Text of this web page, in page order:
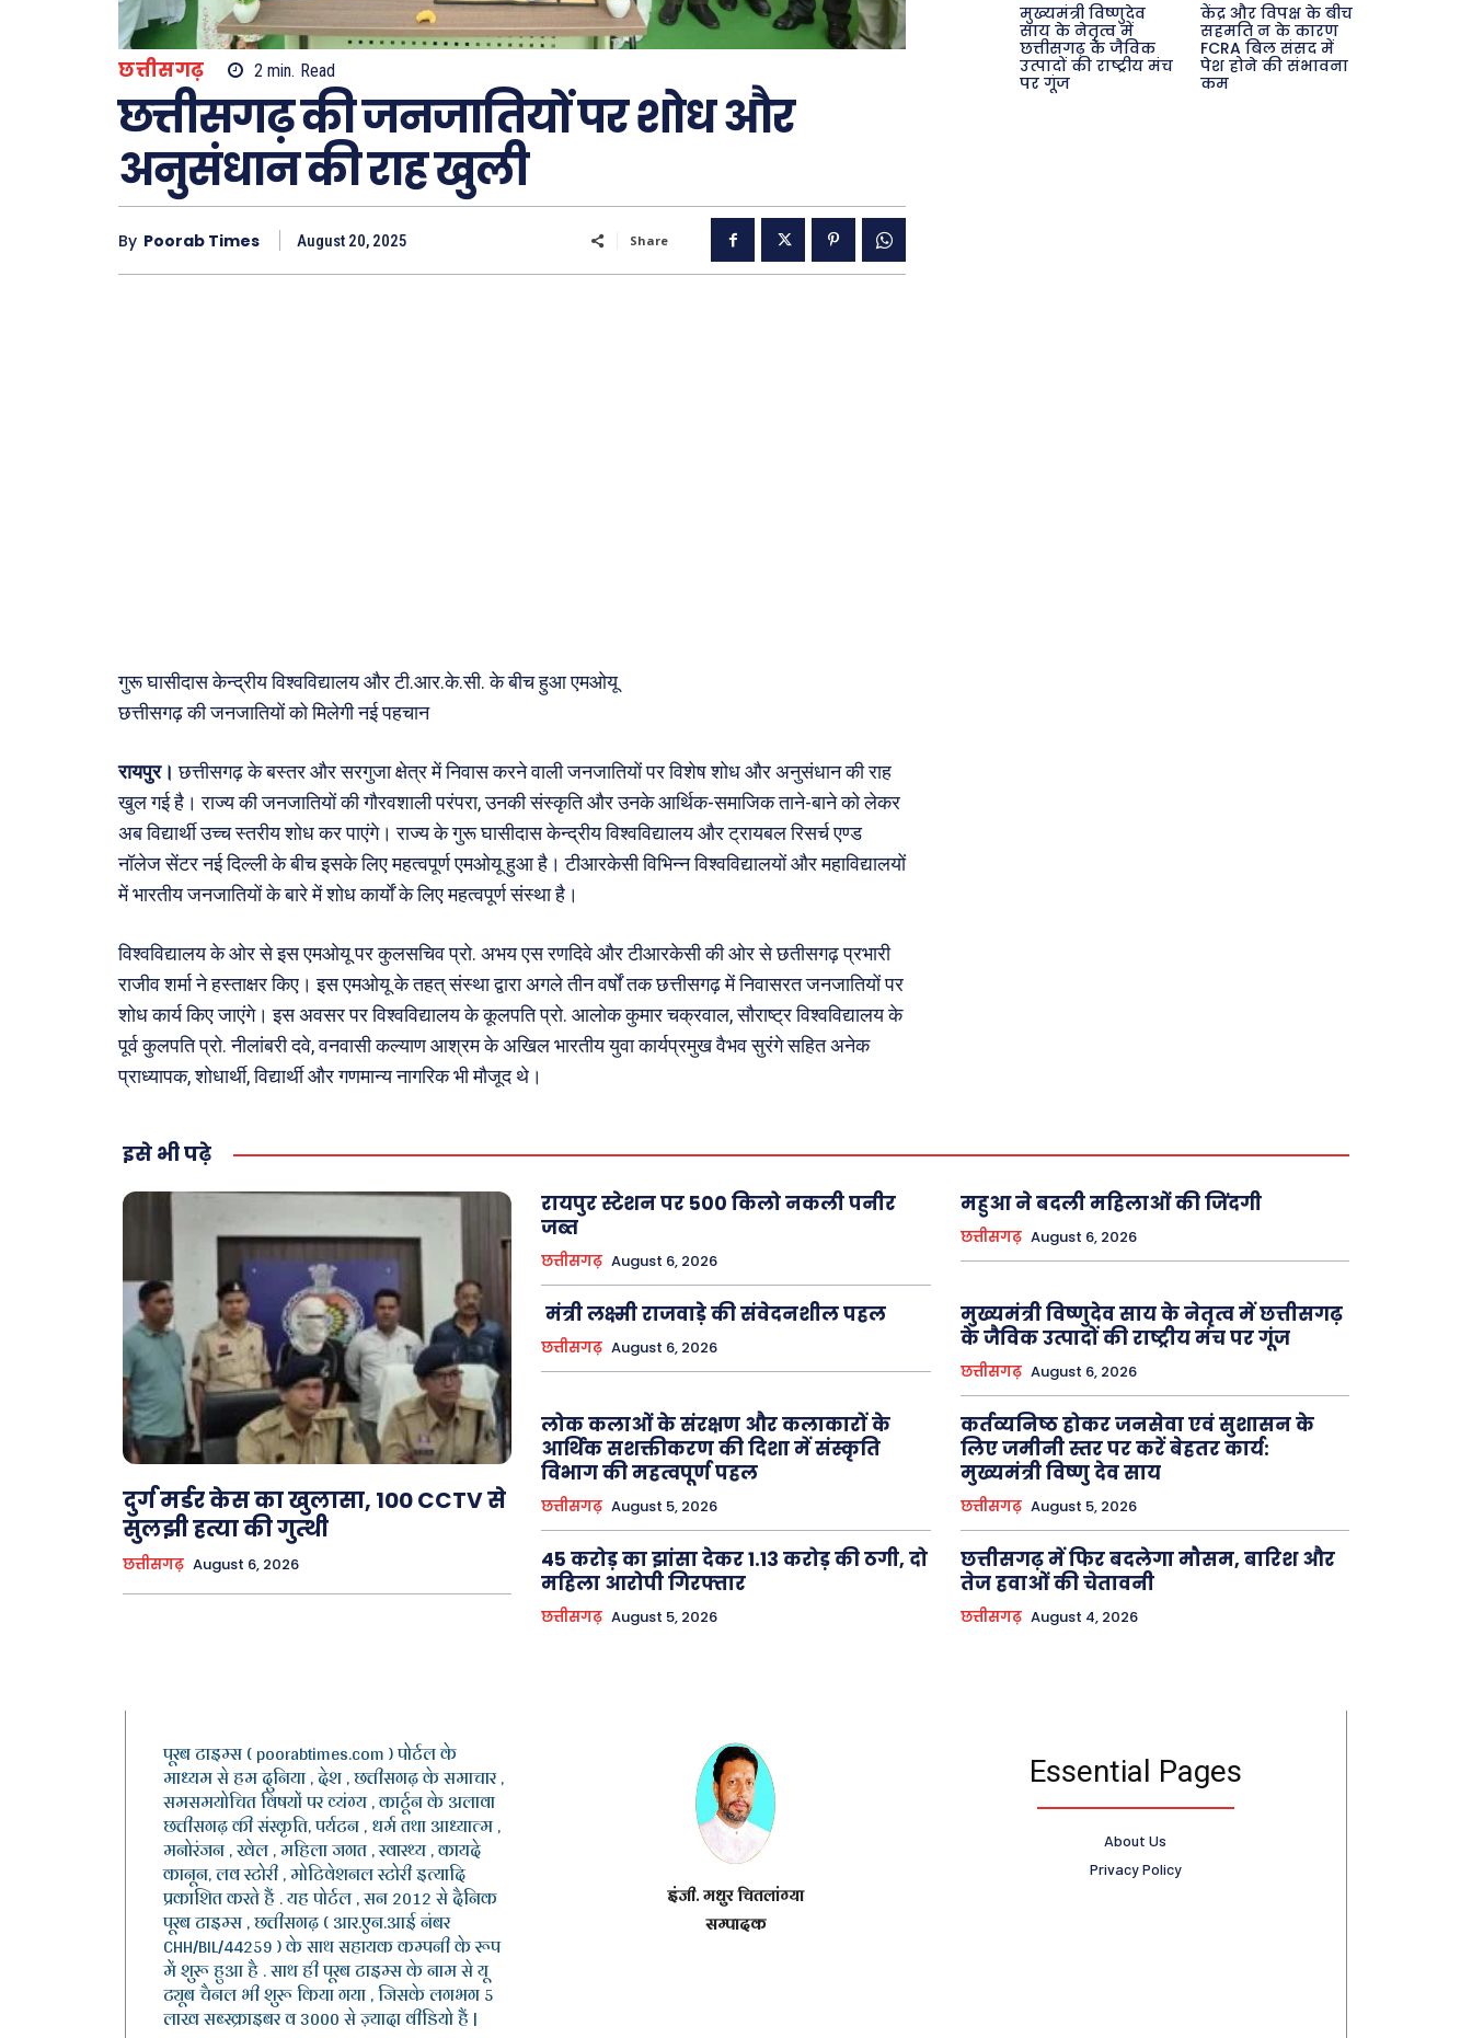
Type here...
अजब-ग़ज़ब
जानकारी
Tech
Laptops
Mobiles
क़ायदे क़ानून जानकारी
कैरियर और शिक्षा
छत्तीसगढ़ 2 min. Read
छत्तीसगढ़ की जनजातियों पर शोध और
अनुसंधान की राह खुली
By Poorab Times August 20, 2025 Share
गुरू घासीदास केन्द्रीय विश्वविद्यालय और टी.आर.के.सी. के बीच हुआ एमओयू
छत्तीसगढ़ की जनजातियों को मिलेगी नई पहचान
रायपुर। छत्तीसगढ़ के बस्तर और सरगुजा क्षेत्र में निवास करने वाली जनजातियों पर विशेष शोध और अनुसंधान की राह
खुल गई है। राज्य की जनजातियों की गौरवशाली परंपरा, उनकी संस्कृति और उनके आर्थिक-समाजिक ताने-बाने को लेकर
अब विद्यार्थी उच्च स्तरीय शोध कर पाएंगे। राज्य के गुरू घासीदास केन्द्रीय विश्वविद्यालय और ट्रायबल रिसर्च एण्ड
नॉलेज सेंटर नई दिल्ली के बीच इसके लिए महत्वपूर्ण एमओयू हुआ है। टीआरकेसी विभिन्न विश्वविद्यालयों और महाविद्यालयों
में भारतीय जनजातियों के बारे में शोध कार्याें के लिए महत्वपूर्ण संस्था है।
विश्वविद्यालय के ओर से इस एमओयू पर कुलसचिव प्रो. अभय एस रणदिवे और टीआरकेसी की ओर से छतीसगढ़ प्रभारी
राजीव शर्मा ने हस्ताक्षर किए। इस एमओयू के तहत् संस्था द्वारा अगले तीन वर्षों तक छत्तीसगढ़ में निवासरत जनजातियों पर
शोध कार्य किए जाएंगे। इस अवसर पर विश्वविद्यालय के कूलपति प्रो. आलोक कुमार चक्रवाल, सौराष्ट्र विश्वविद्यालय के
पूर्व कुलपति प्रो. नीलांबरी दवे, वनवासी कल्याण आश्रम के अखिल भारतीय युवा कार्यप्रमुख वैभव सुरंगे सहित अनेक
प्राध्यापक, शोधार्थी, विद्यार्थी और गणमान्य नागरिक भी मौजूद थे।
मुख्यमंत्री विष्णुदेव
साय के नेतृत्व में
छत्तीसगढ़ के जैविक
उत्पादों की राष्ट्रीय मंच
पर गूंज
केंद्र और विपक्ष के बीच
सहमति न के कारण
FCRA बिल संसद में
पेश होने की संभावना
कम
इसे भी पढ़े
दुर्ग मर्डर केस का खुलासा, 100 CCTV से
सुलझी हत्या की गुत्थी
छत्तीसगढ़ August 6, 2026
रायपुर स्टेशन पर 500 किलो नकली पनीर
जब्त
छत्तीसगढ़ August 6, 2026
महुआ ने बदली महिलाओं की जिंदगी
छत्तीसगढ़ August 6, 2026
मंत्री लक्ष्मी राजवाड़े की संवेदनशील पहल
छत्तीसगढ़ August 6, 2026
मुख्यमंत्री विष्णुदेव साय के नेतृत्व में छत्तीसगढ़
के जैविक उत्पादों की राष्ट्रीय मंच पर गूंज
छत्तीसगढ़ August 6, 2026
लोक कलाओं के संरक्षण और कलाकारों के
आर्थिक सशक्तीकरण की दिशा में संस्कृति
विभाग की महत्वपूर्ण पहल
छत्तीसगढ़ August 5, 2026
कर्तव्यनिष्ठ होकर जनसेवा एवं सुशासन के
लिए जमीनी स्तर पर करें बेहतर कार्य:
मुख्यमंत्री विष्णु देव साय
छत्तीसगढ़ August 5, 2026
45 करोड़ का झांसा देकर 1.13 करोड़ की ठगी, दो
महिला आरोपी गिरफ्तार
छत्तीसगढ़ August 5, 2026
छत्तीसगढ़ में फिर बदलेगा मौसम, बारिश और
तेज हवाओं की चेतावनी
छत्तीसगढ़ August 4, 2026
पूरब टाइम्स ( poorabtimes.com ) पोर्टल के
माध्यम से हम दुनिया , देश , छत्तीसगढ़ के समाचार ,
समसमयोचित विषयों पर व्यंग्य , कार्टून के अलावा
छत्तीसगढ़ की संस्कृति, पर्यटन , धर्म तथा आध्यात्म ,
मनोरंजन , खेल , महिला जगत , स्वास्थ्य , कायदे
कानून, लव स्टोरी , मोटिवेशनल स्टोरी इत्यादि
प्रकाशित करते हैं . यह पोर्टल , सन 2012 से दैनिक
पूरब टाइम्स , छत्तीसगढ़ ( आर.एन.आई नंबर
CHH/BIL/44259 ) के साथ सहायक कम्पनी के रूप
में शुरू हुआ है . साथ ही पूरब टाइम्स के नाम से यू
ट्यूब चैनल भी शुरू किया गया , जिसके लगभग 5
लाख सब्स्क्राइबर व 3000 से ज़्यादा वीडियो हैं |
इंजी. मधुर चितलांग्या
सम्पादक
Essential Pages
About Us
Privacy Policy